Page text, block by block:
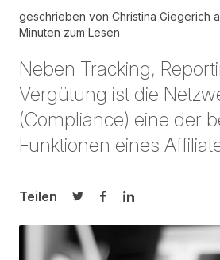
geschrieben von Christina Giegerich
Minuten zum Lesen
Neben Tracking,
Vergütung ist die
(Compliance) eine der
Funktionen eines
Teilen
Auf Twitter teilen
Auf Facebook teilen
Auf LinkedIn